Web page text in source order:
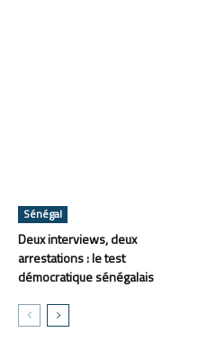
Sénégal
Deux interviews, deux
arrestations : le test
démocratique sénégalais